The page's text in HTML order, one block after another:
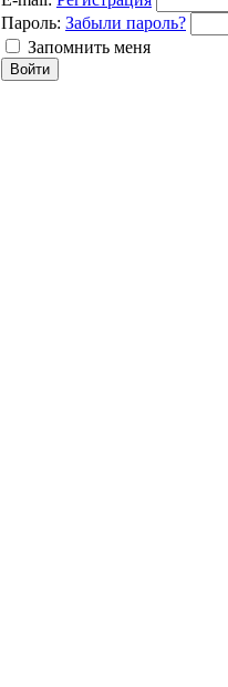
Пароль: Забыли пароль?
Запомнить меня